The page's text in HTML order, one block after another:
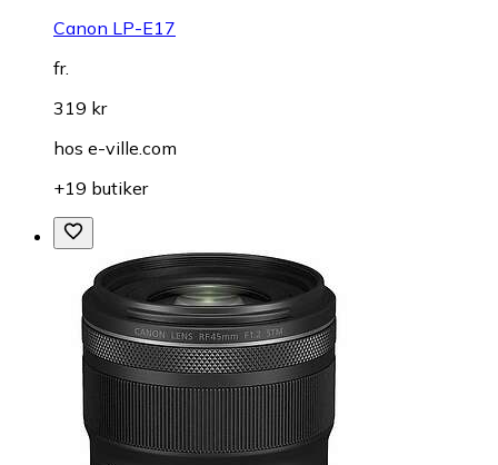
Canon LP-E17
fr.
319 kr
hos e-ville.com
+19 butiker